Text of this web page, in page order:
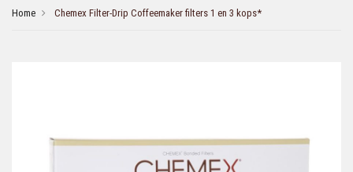
Home Chemex Filter-Drip Coffeemaker filters 1 en 3 kops*